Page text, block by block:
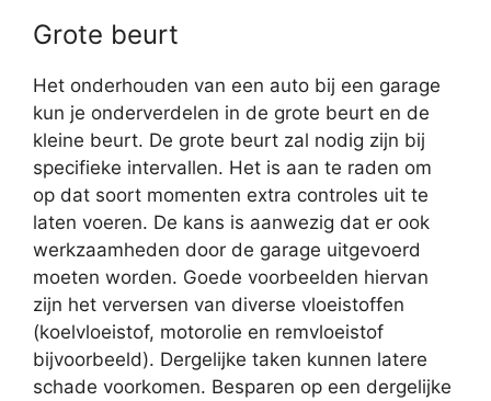
Grote beurt
Het onderhouden van een auto bij een garage
kun je onderverdelen in de grote beurt en de
kleine beurt. De grote beurt zal nodig zijn bij
specifieke intervallen. Het is aan te raden om
op dat soort momenten extra controles uit te
laten voeren. De kans is aanwezig dat er ook
werkzaamheden door de garage uitgevoerd
moeten worden. Goede voorbeelden hiervan
zijn het verversen van diverse vloeistoffen
(koelvloeistof, motorolie en remvloeistof
bijvoorbeeld). Dergelijke taken kunnen latere
schade voorkomen. Besparen op een dergelijke